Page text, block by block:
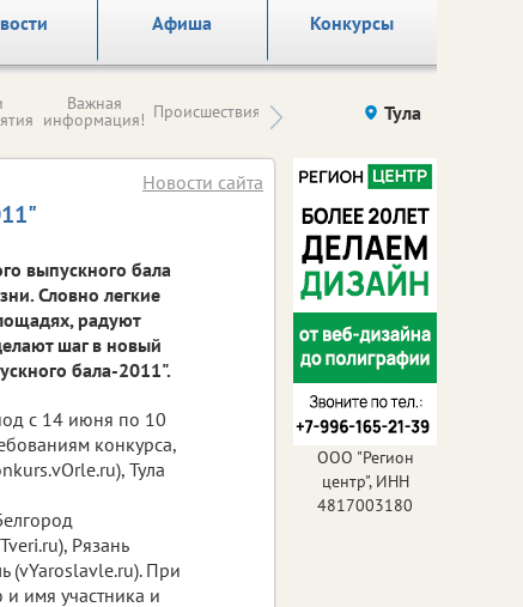
Афиша Конкурсы
Важная
информация! Происшествия Здоровье компаний (на
Тула
Новости сайта
выпускного бала
Словно легкие
радуют
шаг в новый
бала-2011".
с 14 июня по 10
конкурса,
Тула
Рязань
(vYaroslavle.ru). При
имя участника и
ООО "Регион
центр", ИНН
4817003180